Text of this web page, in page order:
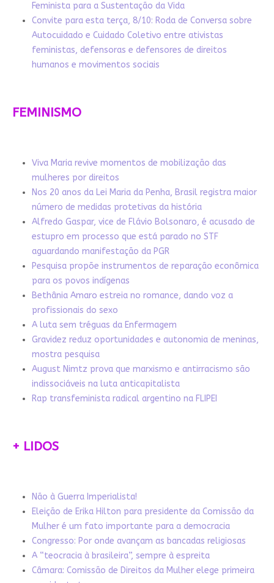
Feminista para a Sustentação da Vida
Convite para esta terça, 8/10: Roda de Conversa sobre
Autocuidado e Cuidado Coletivo entre ativistas
feministas, defensoras e defensores de direitos
humanos e movimentos sociais
FEMINISMO
Viva Maria revive momentos de mobilização das
mulheres por direitos
Nos 20 anos da Lei Maria da Penha, Brasil registra maior
número de medidas protetivas da história
Alfredo Gaspar, vice de Flávio Bolsonaro, é acusado de
estupro em processo que está parado no STF
aguardando manifestação da PGR
Pesquisa propõe instrumentos de reparação econômica
para os povos indígenas
Bethânia Amaro estreia no romance, dando voz a
profissionais do sexo
A luta sem tréguas da Enfermagem
Gravidez reduz oportunidades e autonomia de meninas,
mostra pesquisa
August Nimtz prova que marxismo e antirracismo são
indissociáveis na luta anticapitalista
Rap transfeminista radical argentino na FLIPEI
+ LIDOS
Não à Guerra Imperialista!
Eleição de Erika Hilton para presidente da Comissão da
Mulher é um fato importante para a democracia
Congresso: Por onde avançam as bancadas religiosas
A “teocracia à brasileira”, sempre à espreita
Câmara: Comissão de Direitos da Mulher elege primeira